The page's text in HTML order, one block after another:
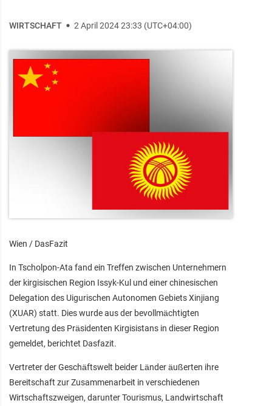
WIRTSCHAFT 2 April 2024 23:33 (UTC+04:00)
Wien / DasFazit
In Tscholpon-Ata fand ein Treffen zwischen Unternehmern
der kirgisischen Region Issyk-Kul und einer chinesischen
Delegation des Uigurischen Autonomen Gebiets Xinjiang
(XUAR) statt. Dies wurde aus der bevollmächtigten
Vertretung des Präsidenten Kirgisistans in dieser Region
gemeldet, berichtet Dasfazit.
Vertreter der Geschäftswelt beider Länder äußerten ihre
Bereitschaft zur Zusammenarbeit in verschiedenen
Wirtschaftszweigen, darunter Tourismus, Landwirtschaft